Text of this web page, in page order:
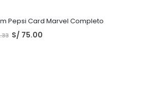
Pepsi Card Marvel Completo
S/ 75.00